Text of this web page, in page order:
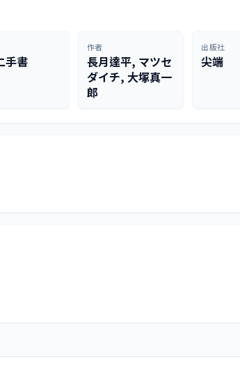
手書
作者
長月達平, マツセ
ダイチ, 大塚真一
郎
出版社
尖端